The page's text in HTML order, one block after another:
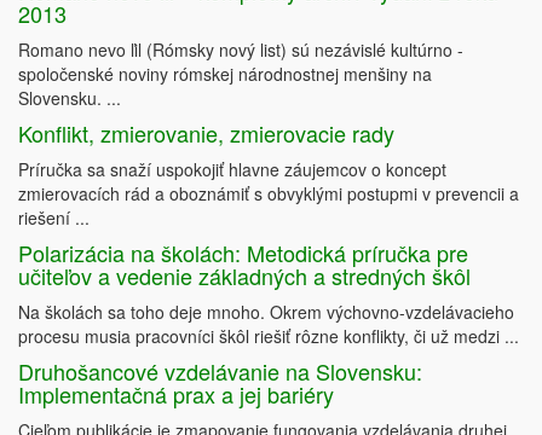
2013
Romano nevo ľil (Rómsky nový list) sú nezávislé kultúrno -
spoločenské noviny rómskej národnostnej menšiny na
Slovensku. ...
Konflikt, zmierovanie, zmierovacie rady
Príručka sa snaží uspokojiť hlavne záujemcov o koncept
zmierovacích rád a oboznámiť s obvyklými postupmi v prevencii a
riešení ...
Polarizácia na školách: Metodická príručka pre
učiteľov a vedenie základných a stredných škôl
Na školách sa toho deje mnoho. Okrem výchovno-vzdelávacieho
procesu musia pracovníci škôl riešiť rôzne konflikty, či už medzi ...
Druhošancové vzdelávanie na Slovensku:
Implementačná prax a jej bariéry
Cieľom publikácie je zmapovanie fungovania vzdelávania druhej